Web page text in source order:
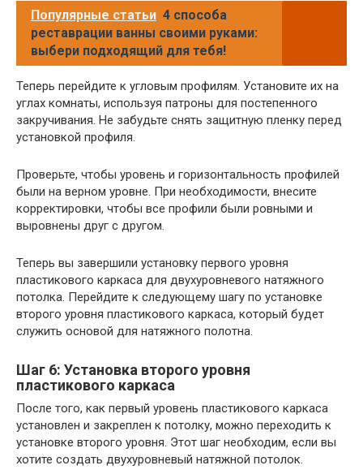
Популярные статьи 4 способа
реставрации ванны своими руками:
выбери подходящий для тебя!
Теперь перейдите к угловым профилям. Установите их на
углах комнаты, используя патроны для постепенного
закручивания. Не забудьте снять защитную пленку перед
установкой профиля.
Проверьте, чтобы уровень и горизонтальность профилей
были на верном уровне. При необходимости, внесите
корректировки, чтобы все профили были ровными и
выровнены друг с другом.
Теперь вы завершили установку первого уровня
пластикового каркаса для двухуровневого натяжного
потолка. Перейдите к следующему шагу по установке
второго уровня пластикового каркаса, который будет
служить основой для натяжного полотна.
Шаг 6: Установка второго уровня
пластикового каркаса
После того, как первый уровень пластикового каркаса
установлен и закреплен к потолку, можно переходить к
установке второго уровня. Этот шаг необходим, если вы
хотите создать двухуровневый натяжной потолок.